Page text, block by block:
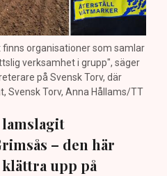
organisationer som samlar
verksamhet i grupp", säger
på Svensk Torv, där
Svensk Torv, Anna Hållams/TT
– den här
upp på